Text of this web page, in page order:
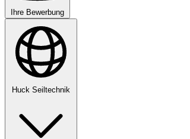
Ihre Bewerbung
Huck Seiltechnik